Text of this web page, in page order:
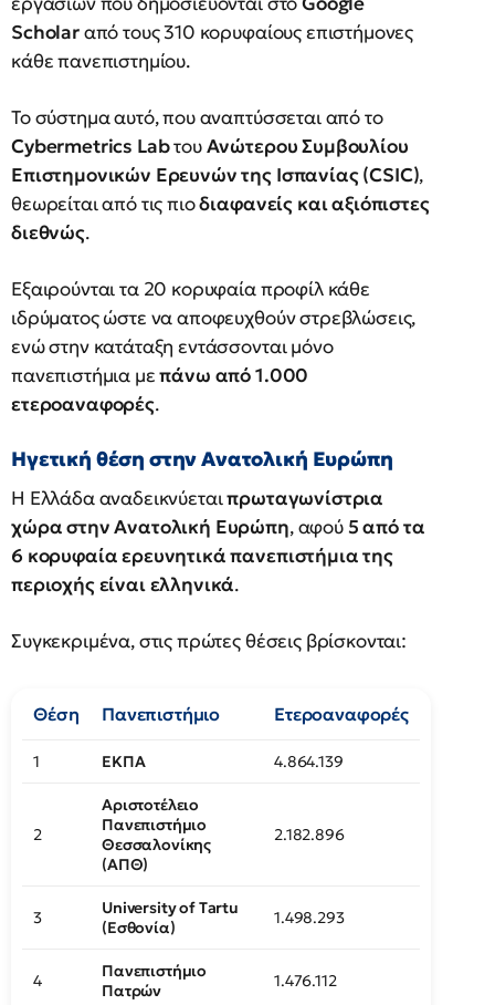
Scholarαπό τους 310 κορυφαίους επιστήμονες
κάθε πανεπιστημίου.
Το σύστημα αυτό, που αναπτύσσεται από το
Cybermetrics LabτουΑνώτερου Συμβουλίου
Επιστημονικών Ερευνών της Ισπανίας (CSIC),
θεωρείται από τις πιοδιαφανείς και αξιόπιστες
διεθνώς.
Εξαιρούνται τα 20 κορυφαία προφίλ κάθε
ιδρύματος ώστε να αποφευχθούν στρεβλώσεις,
ενώ στην κατάταξη εντάσσονται μόνο
πανεπιστήμια μεπάνω από 1.000
ετεροαναφορές.
Ηγετική θέση στην Ανατολική Ευρώπη
Η Ελλάδα αναδεικνύεταιπρωταγωνίστρια
χώρα στην Ανατολική Ευρώπη, αφού5 από τα
6 κορυφαία ερευνητικά πανεπιστήμια της
περιοχής είναι ελληνικά.
Συγκεκριμένα, στις πρώτες θέσεις βρίσκονται:
Θέση Πανεπιστήμιο Ετεροαναφορές
1 ΕΚΠΑ 4.864.139
2
Αριστοτέλειο
Πανεπιστήμιο
Θεσσαλονίκης
(ΑΠΘ)
2.182.896
3
University of Tartu
(Εσθονία)
1.498.293
4
Πανεπιστήμιο
Πατρών
1.476.112